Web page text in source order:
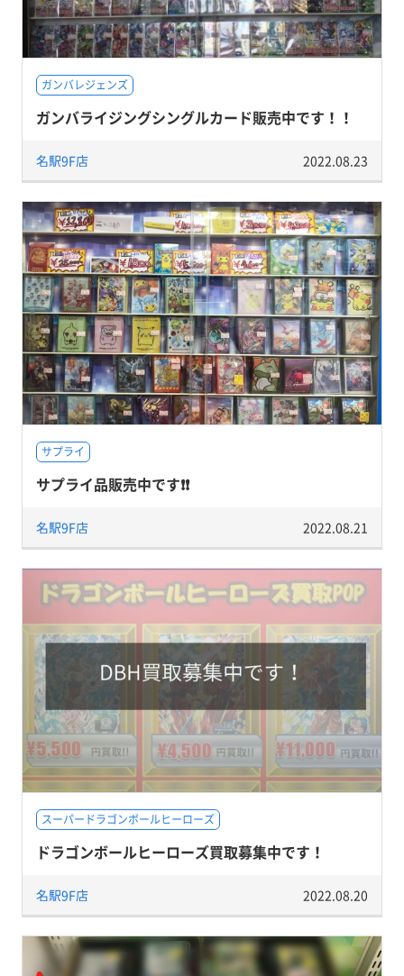
ガンバレジェンズ
ガンバライジングシングルカード販売中です！！
名駅9F店 2022.08.23
サプライ
サプライ品販売中です❗❗
名駅9F店 2022.08.21
スーパードラゴンボールヒーローズ
ドラゴンボールヒーローズ買取募集中です！
名駅9F店 2022.08.20